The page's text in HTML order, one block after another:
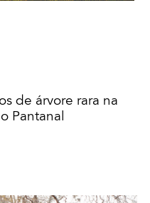
de árvore rara na
Pantanal